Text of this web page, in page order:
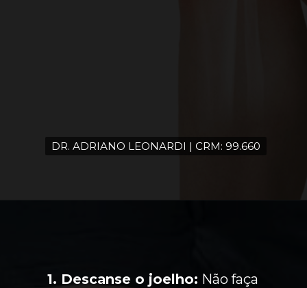
DR. ADRIANO LEONARDI | CRM: 99.660
DR. ADRIANO LEONARDI | CRM: 99.660
1. Descanse o joelho: Não faça